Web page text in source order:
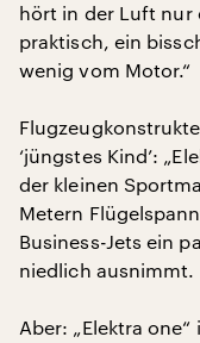
hört in der Luft nur
praktisch, ein
wenig vom Motor.“
‘jüngstes Kind’:
der kleinen
Metern
Business-Jets ein
niedlich ausnimmt.
Aber: „Elektra one“